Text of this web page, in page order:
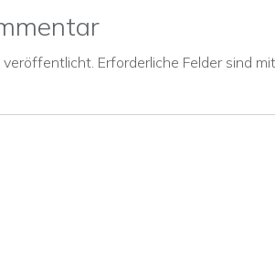
veröffentlicht. Erforderliche Felder sind mit